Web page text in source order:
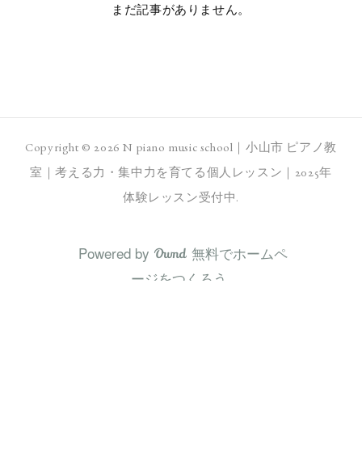
まだ記事がありません。
Copyright © 2026 N piano music school｜小山市 ピアノ教
室｜考える力・集中力を育てる個人レッスン｜2025年
体験レッスン受付中.
Powered by AmebaOwnd
無料でホームペ
ージをつくろう